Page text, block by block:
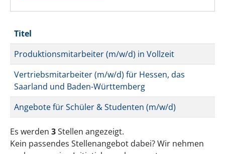
Titel
Produktionsmitarbeiter (m/w/d) in Vollzeit
Vertriebsmitarbeiter (m/w/d) für Hessen, das
Saarland und Baden-Württemberg
Angebote für Schüler & Studenten (m/w/d)
Es werden 3Stellen angezeigt.
Kein passendes Stellenangebot dabei? Wir nehmen